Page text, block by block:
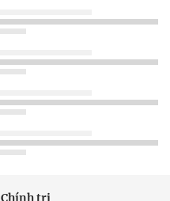
Chính trị